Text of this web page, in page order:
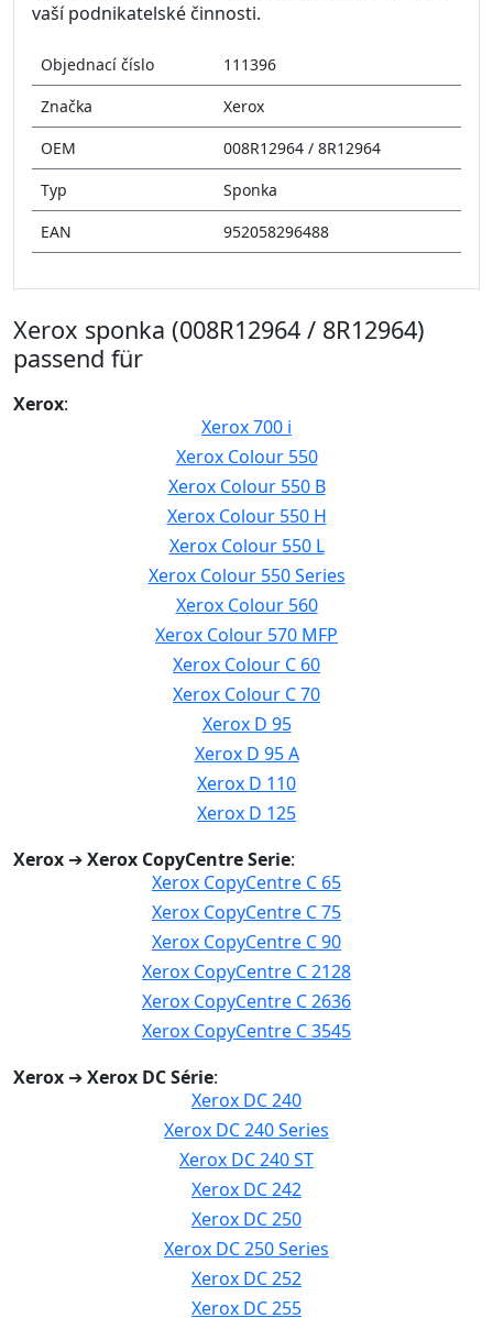
vaší podnikatelské činnosti.
Objednací číslo
111396
Značka
Xerox
OEM
008R12964 / 8R12964
Typ
Sponka
EAN
952058296488
Xerox sponka (008R12964 / 8R12964)
passend für
Xerox:
Xerox 700 i
Xerox Colour 550
Xerox Colour 550 B
Xerox Colour 550 H
Xerox Colour 550 L
Xerox Colour 550 Series
Xerox Colour 560
Xerox Colour 570 MFP
Xerox Colour C 60
Xerox Colour C 70
Xerox D 95
Xerox D 95 A
Xerox D 110
Xerox D 125
Xerox ➔Xerox CopyCentre Serie:
Xerox CopyCentre C 65
Xerox CopyCentre C 75
Xerox CopyCentre C 90
Xerox CopyCentre C 2128
Xerox CopyCentre C 2636
Xerox CopyCentre C 3545
Xerox ➔Xerox DC Série:
Xerox DC 240
Xerox DC 240 Series
Xerox DC 240 ST
Xerox DC 242
Xerox DC 250
Xerox DC 250 Series
Xerox DC 252
Xerox DC 255